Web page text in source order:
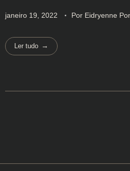
janeiro 19, 2022 Por Eidryenne
Ler tudo